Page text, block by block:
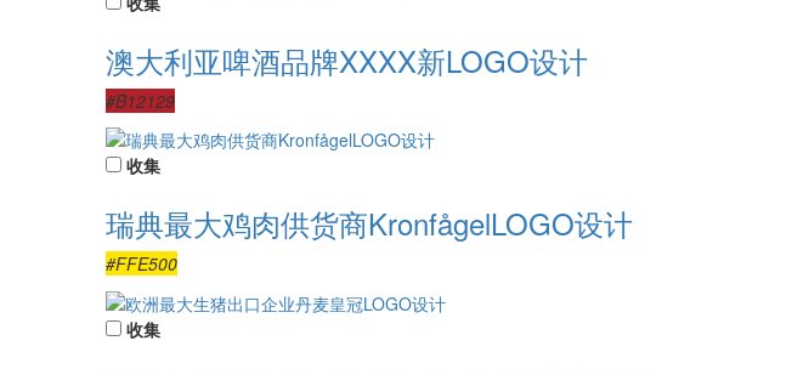
澳大利亚啤酒品牌XXXX新LOGO设计
#B12129
收集
瑞典最大鸡肉供货商KronfågelLOGO设计
#FFE500
收集